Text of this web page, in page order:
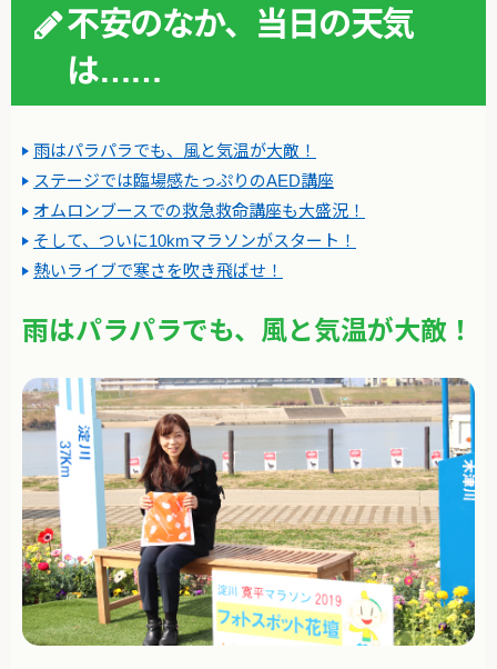
不安のなか、当日の天気
は……
雨はパラパラでも、風と気温が大敵！
ステージでは臨場感たっぷりのAED講座
オムロンブースでの救急救命講座も大盛況！
そして、ついに10kmマラソンがスタート！
熱いライブで寒さを吹き飛ばせ！
雨はパラパラでも、風と気温が大敵！